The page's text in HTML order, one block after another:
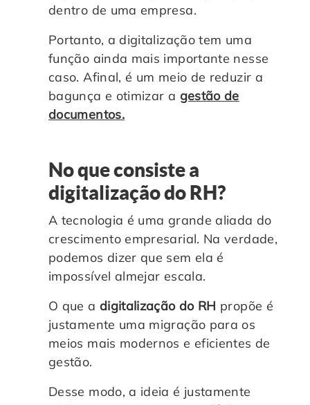
Guarda de Documentos
Consultoria Documental
dentro de uma empresa.
Portanto, a digitalização tem uma
função ainda mais importante nesse
caso. Afinal, é um meio de reduzir a
bagunça e otimizar a gestão de
documentos.
No que consiste a
digitalização do RH?
A tecnologia é uma grande aliada do
crescimento empresarial. Na verdade,
podemos dizer que sem ela é
impossível almejar escala.
O que a digitalização do RH propõe é
justamente uma migração para os
meios mais modernos e eficientes de
gestão.
Desse modo, a ideia é justamente